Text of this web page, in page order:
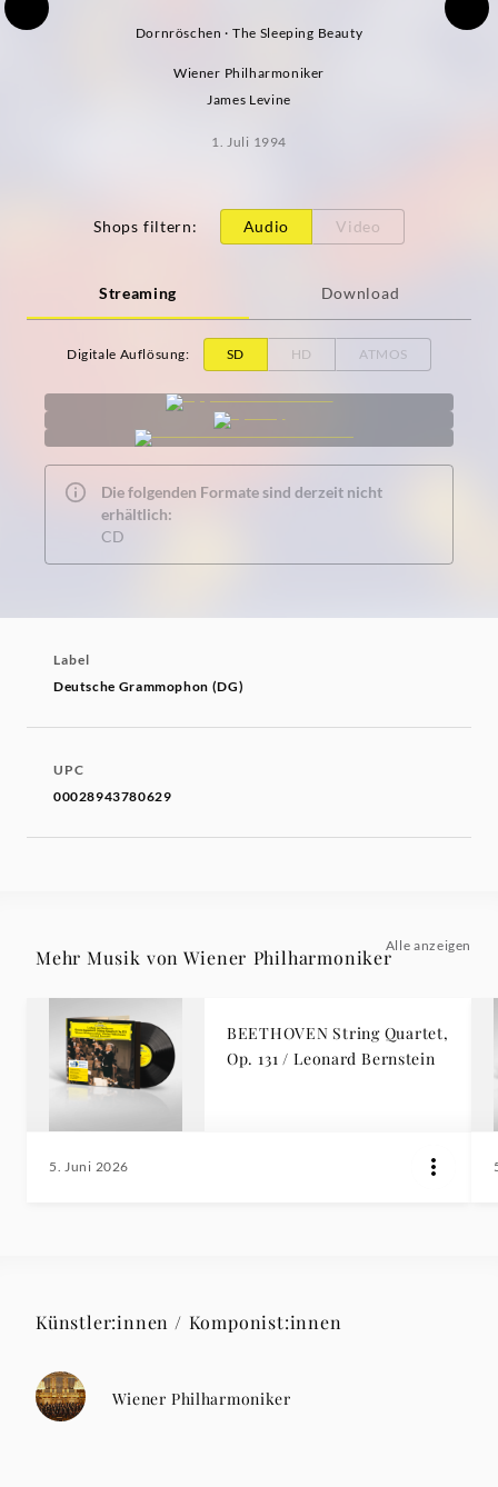
Dornröschen · The Sleeping Beauty
Wiener Philharmoniker
James Levine
1. Juli 1994
Shops filtern: Audio Video
Streaming Download
Digitale Auflösung: SD HD ATMOS
Die folgenden Formate sind derzeit nicht
erhältlich:
CD
Label
Deutsche Grammophon (DG)
UPC
00028943780629
Mehr Musik von Wiener Philharmoniker
Alle anzeigen
BEETHOVEN String Quartet,
Op. 131 / Leonard Bernstein
5. Juni 2026
Künstler:innen / Komponist:innen
Wiener Philharmoniker